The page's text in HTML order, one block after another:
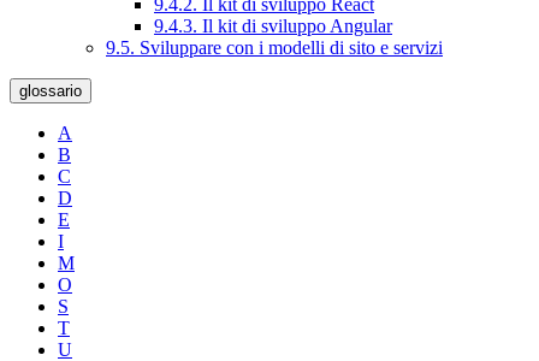
9.4.2. Il kit di sviluppo React
9.4.3. Il kit di sviluppo Angular
9.5. Sviluppare con i modelli di sito e servizi
glossario
A
B
C
D
E
I
M
O
S
T
U